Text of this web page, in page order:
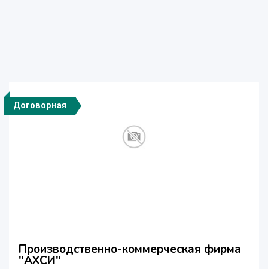
Договорная
Производственно-коммерческая фирма
"АХСИ"